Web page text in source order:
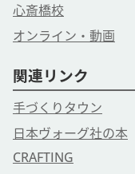
心斎橋校
オンライン・動画
関連リンク
手づくりタウン
日本ヴォーグ社の本
CRAFTING